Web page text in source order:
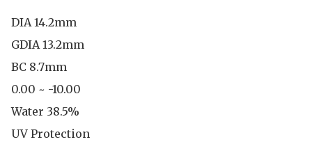
DIA 14.2mm
GDIA 13.2mm
BC 8.7mm
0.00 ~ -10.00
Water 38.5%
UV Protection